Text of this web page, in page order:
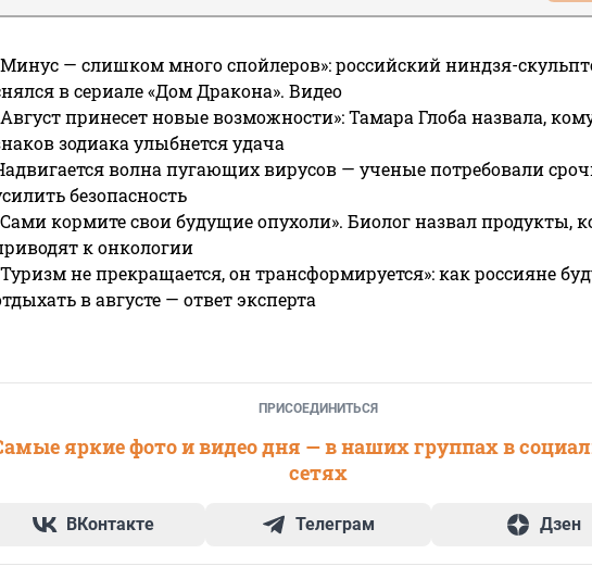
— слишком много спойлеров»: российский ниндзя-
в сериале «Дом Дракона». Видео
принесет новые возможности»: Тамара Глоба назвала,
зодиака улыбнется удача
волна пугающих вирусов — ученые потребовали
безопасность
кормите свои будущие опухоли». Биолог назвал продукты,
к онкологии
не прекращается, он трансформируется»: как россияне
в августе — ответ эксперта
ПРИСОЕДИНИТЬСЯ
яркие фото и видео дня — в наших группах в
сетях
ВКонтакте Телеграм Дзен